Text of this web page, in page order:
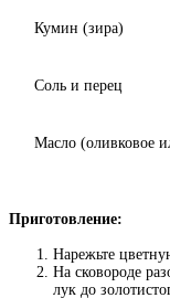
Кумин (зира)
Соль и перец
Масло (оливковое
Приготовление:
Нарежьте
На сковороде
лук до